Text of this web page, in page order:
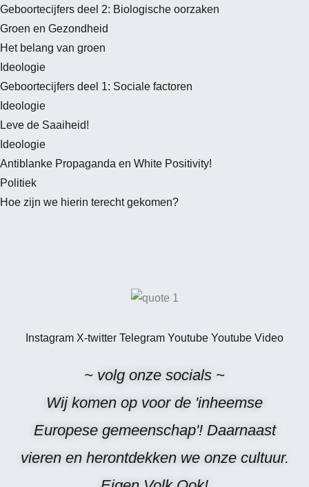
Geboortecijfers deel 2: Biologische oorzaken
Groen en Gezondheid
Het belang van groen
Ideologie
Geboortecijfers deel 1: Sociale factoren
Ideologie
Leve de Saaiheid!
Ideologie
Antiblanke Propaganda en White Positivity!
Politiek
Hoe zijn we hierin terecht gekomen?
Instagram X-twitter Telegram Youtube Youtube Video
~ volg onze socials ~
Wij komen op voor de 'inheemse
Europese gemeenschap'! Daarnaast
vieren en herontdekken we onze cultuur.